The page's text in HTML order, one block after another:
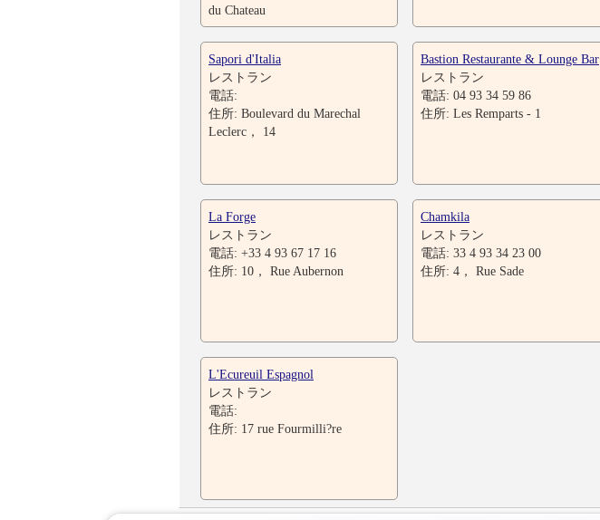
du Chateau
Sapori d'Italia
レストラン
電話:
住所: Boulevard du Marechal
Leclerc， 14
Bastion Restaurante & Lounge Bar
レストラン
電話: 04 93 34 59 86
住所: Les Remparts - 1
La Forge
レストラン
電話: +33 4 93 67 17 16
住所: 10， Rue Aubernon
Chamkila
レストラン
電話: 33 4 93 34 23 00
住所: 4， Rue Sade
L'Ecureuil Espagnol
レストラン
電話:
住所: 17 rue Fourmilli?re